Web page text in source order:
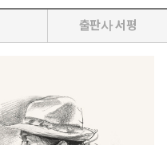
출판사 서평